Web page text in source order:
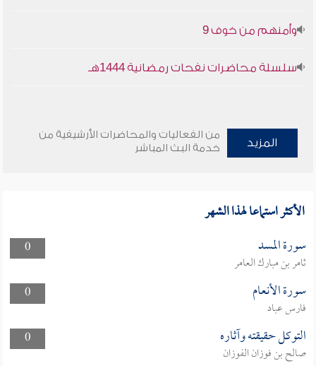
وأمنهم من خوف 9
سلسلة محاضرات نفحات رمضانية 1444هـ
المزيد
من الفعاليات والمحاضرات الأرشيفية من
خدمة البث المباشر
الأكثر استماعا لهذا الشهر
0 سورة المسد
ثامر بن مبارك العامر
0
سورة الأنعام
فارس عباد
0
التوكل حقيقته وآثاره
صالح بن فوزان الفوزان